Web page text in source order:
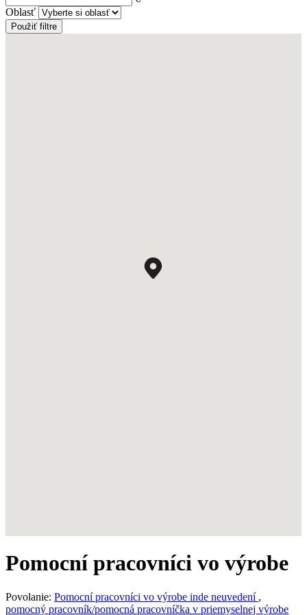
Oblasť
Použiť filtre
Pomocní pracovníci vo výrobe
Povolanie: Pomocní pracovníci vo výrobe inde neuvedení ,
pomocný pracovník/pomocná pracovníčka v priemyselnej výrobe